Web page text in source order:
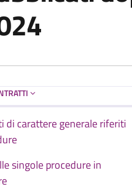
di carattere generale riferiti
singole procedure in